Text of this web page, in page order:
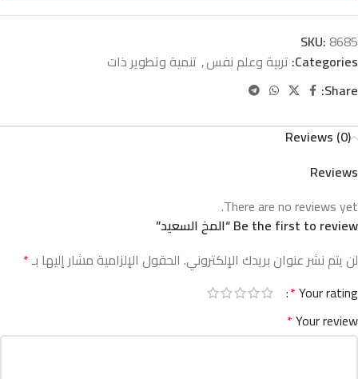
SKU:8685
Categories: تربية وعلم نفس, تنمية وتطوير ذات
Share:
Reviews (0)
Reviews
There are no reviews yet.
Be the first to review “المخ السعيد”
لن يتم نشر عنوان بريدك الإلكتروني. الحقول الإلزامية مشار إليها بـ*
Your rating
*
Your review
*